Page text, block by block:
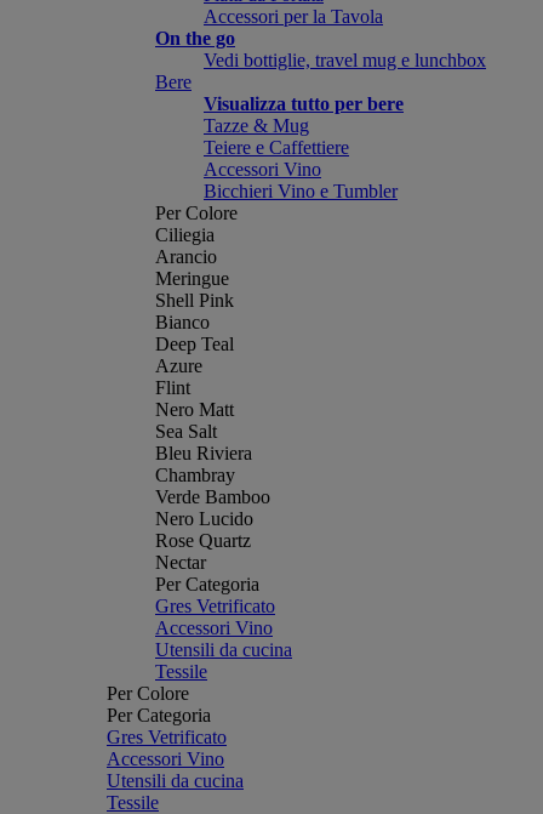
Accessori per la Tavola
On the go
Vedi bottiglie, travel mug e lunchbox
Bere
Visualizza tutto per bere
Tazze & Mug
Teiere e Caffettiere
Accessori Vino
Bicchieri Vino e Tumbler
Per Colore
Ciliegia
Arancio
Meringue
Shell Pink
Bianco
Deep Teal
Azure
Flint
Nero Matt
Sea Salt
Bleu Riviera
Chambray
Verde Bamboo
Nero Lucido
Rose Quartz
Nectar
Per Categoria
Gres Vetrificato
Accessori Vino
Utensili da cucina
Tessile
Per Colore
Per Categoria
Gres Vetrificato
Accessori Vino
Utensili da cucina
Tessile